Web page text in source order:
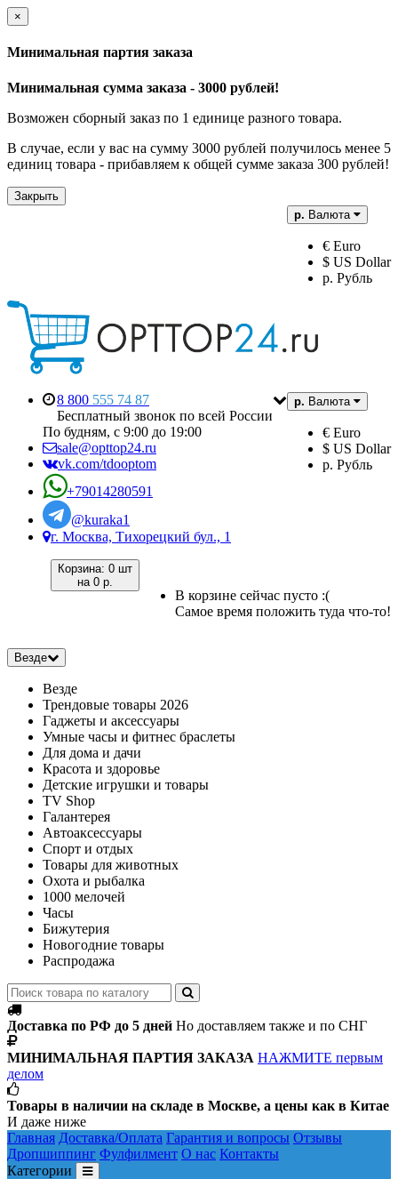
×
Минимальная партия заказа
Минимальная сумма заказа - 3000 рублей!
Возможен сборный заказ по 1 единице разного товара.
В случае, если у вас на сумму 3000 рублей получилось менее 5
единиц товара - прибавляем к общей сумме заказа 300 рублей!
Закрыть
р. Валюта
€ Euro
$ US Dollar
р. Рубль
р. Валюта
€ Euro
$ US Dollar
р. Рубль
8 800 555 74 87
Бесплатный звонок по всей России
По будням, с 9:00 до 19:00
sale@opttop24.ru
vk.com/tdooptom
+79014280591
@kuraka1
г. Москва, Тихорецкий бул., 1
Корзина: 0 шт
на 0 р.
В корзине сейчас пусто :(
Самое время положить туда что-то!
Везде
Везде
Трендовые товары 2026
Гаджеты и аксессуары
Умные часы и фитнес браслеты
Для дома и дачи
Красота и здоровье
Детские игрушки и товары
TV Shop
Галантерея
Автоаксессуары
Спорт и отдых
Товары для животных
Охота и рыбалка
1000 мелочей
Часы
Бижутерия
Новогодние товары
Распродажа
Доставка по РФ до 5 дней Но доставляем также и по СНГ
МИНИМАЛЬНАЯ ПАРТИЯ ЗАКАЗА НАЖМИТЕ первым
делом
Товары в наличии на складе в Москве, а цены как в Китае
И даже ниже
Главная Доставка/Оплата Гарантия и вопросы Отзывы
Дропшиппинг Фулфилмент О нас Контакты
Категории